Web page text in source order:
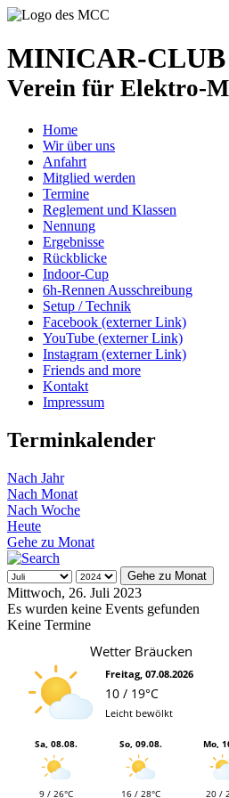
MINICAR-CLUB
Verein für Elektro-
Home
Wir über uns
Anfahrt
Mitglied werden
Termine
Reglement und Klassen
Nennung
Ergebnisse
Rückblicke
Indoor-Cup
6h-Rennen Ausschreibung
Setup / Technik
Facebook (externer Link)
YouTube (externer Link)
Instagram (externer Link)
Friends and more
Kontakt
Impressum
Terminkalender
Nach Jahr
Nach Monat
Nach Woche
Heute
Gehe zu Monat
Gehe zu Monat
Mittwoch, 26. Juli 2023
Es wurden keine Events gefunden
Keine Termine
Wetter Bräucken
Freitag, 07.08.2026
10 / 19°C
Leicht bewölkt
Sa, 08.08.
9 / 26°C
So, 09.08.
16 / 28°C
Mo,
20 /